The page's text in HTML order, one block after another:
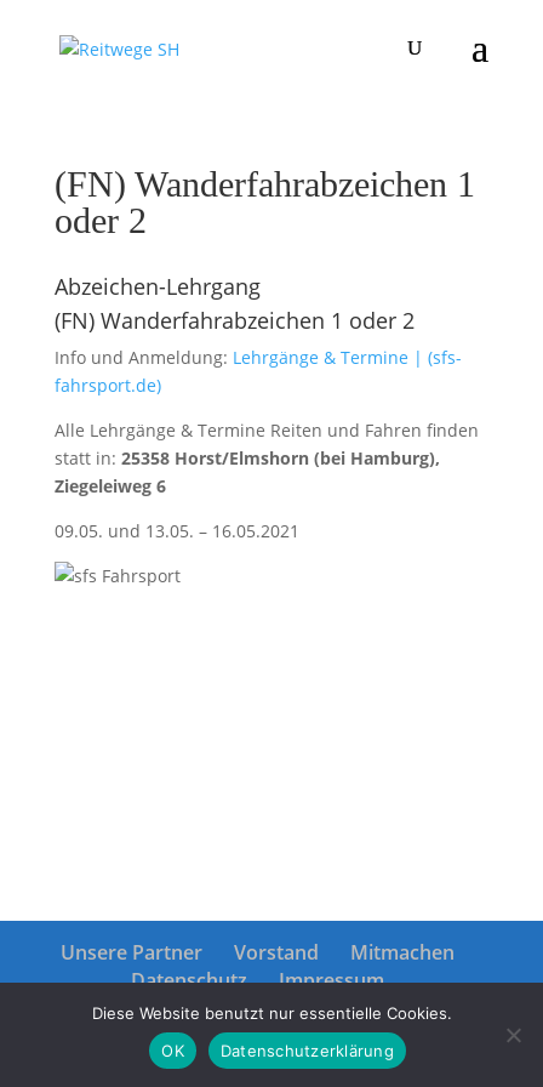
(FN) Wanderfahrabzeichen 1
oder 2
Abzeichen-Lehrgang
(FN) Wanderfahrabzeichen 1 oder 2
Info und Anmeldung: Lehrgänge & Termine | (sfs-
fahrsport.de)
Alle Lehrgänge & Termine Reiten und Fahren finden
statt in: 25358 Horst/Elmshorn (bei Hamburg),
Ziegeleiweg 6
09.05. und 13.05. – 16.05.2021
Unsere Partner Vorstand
Mitmachen
Datenschutz
Impressum
Diese Website benutzt nur essentielle Cookies.
OK
Datenschutzerklärung